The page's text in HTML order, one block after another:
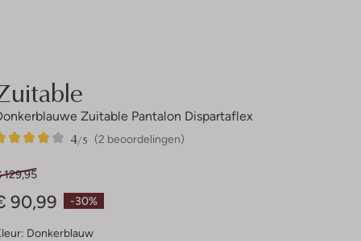
Zuitable Pantalon Dispartaflex
(2 beoordelingen)
4/5
-30%
129,95
90,99
Donkerblauw